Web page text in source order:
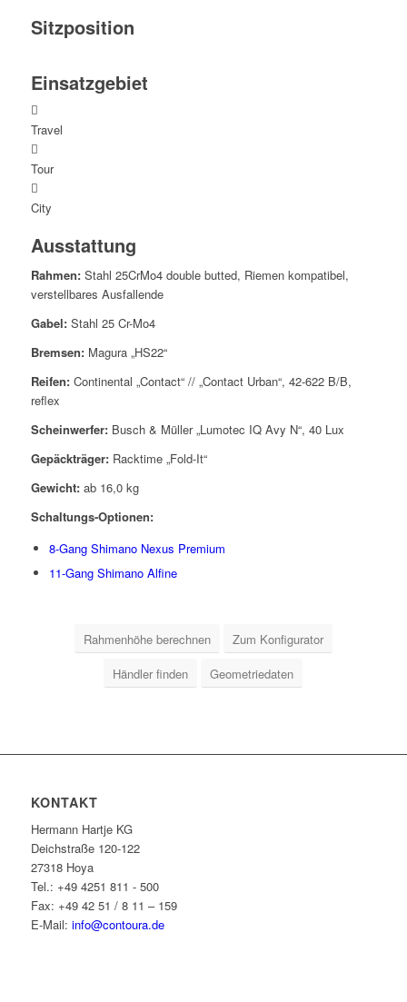
Sitzposition
Einsatzgebiet
Travel
Tour
City
Ausstattung
Rahmen:Stahl 25CrMo4 double butted, Riemen kompatibel,
verstellbares Ausfallende
Gabel:Stahl 25 Cr-Mo4
Bremsen:Magura „HS22“
Reifen:Continental „Contact“ // „Contact Urban“, 42-622 B/B,
reflex
Scheinwerfer: Busch & Müller „Lumotec IQ Avy N“, 40 Lux
Gepäckträger:Racktime „Fold-It“
Gewicht:ab 16,0 kg
Schaltungs-Optionen:
8-Gang Shimano Nexus Premium
11-Gang Shimano Alfine
Rahmenhöhe berechnen
Zum Konfigurator
Händler finden
Geometriedaten
KONTAKT
Hermann Hartje KG
Deichstraße 120-122
27318 Hoya
Tel.: +49 4251 811 - 500
Fax: +49 42 51 / 8 11 – 159
E-Mail: info@contoura.de